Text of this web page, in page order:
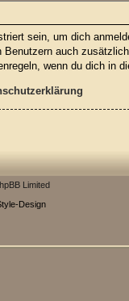
sein, um dich
auch
wenn du dich in
Limited
Design